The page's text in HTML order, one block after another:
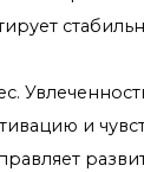
и